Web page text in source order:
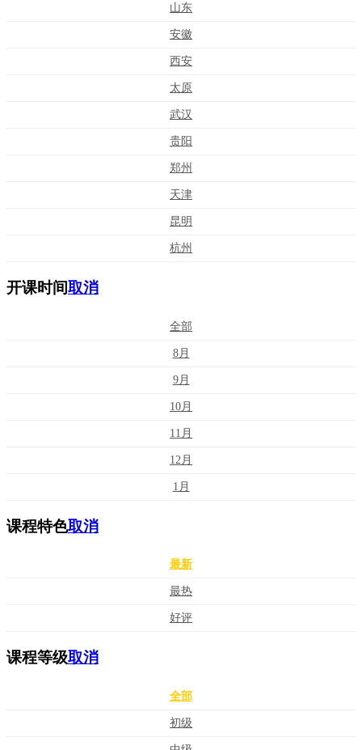
山东
安徽
西安
太原
武汉
贵阳
郑州
天津
昆明
杭州
开课时间取消
全部
8月
9月
10月
11月
12月
1月
课程特色取消
最新
最热
好评
课程等级取消
全部
初级